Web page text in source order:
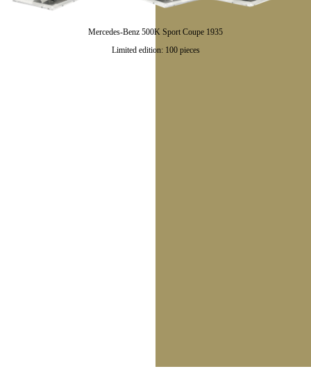
Mercedes-Benz 500K Sport Coupe 1935
Limited edition: 100 pieces